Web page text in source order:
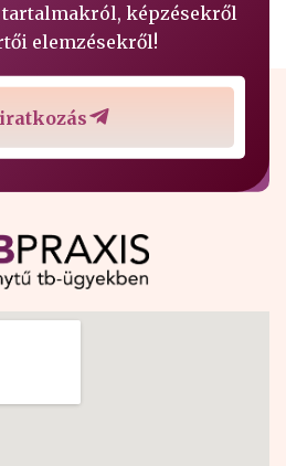
képzésekről
elemzésekről!